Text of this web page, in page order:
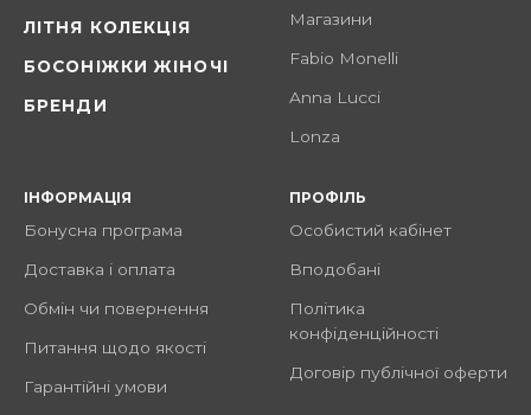
ЛІТНЯ КОЛЕКЦІЯ
БОСОНІЖКИ ЖІНОЧІ
БРЕНДИ
Магазини
Fabio Monelli
Anna Lucci
Lonza
ІНФОРМАЦІЯ
Бонусна програма
Доставка і оплата
Обмін чи повернення
Питання щодо якості
Гарантійні умови
ПРОФІЛЬ
Особистий кабінет
Вподобані
Політика
конфіденційності
Договір публічної оферти